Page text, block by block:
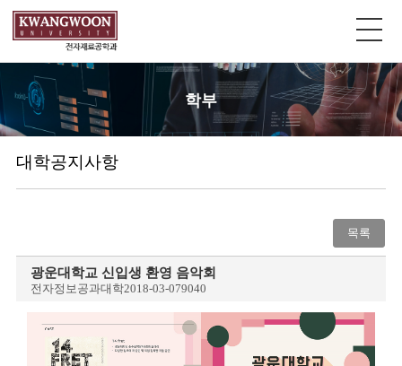
학부
대학공지사항
목록
광운대학교 신입생 환영 음악회
전자정보공과대학2018-03-079040